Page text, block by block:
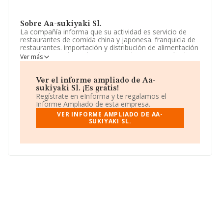
Sobre Aa-sukiyaki Sl.
La compañía informa que su actividad es servicio de
restaurantes de comida china y japonesa. franquicia de
restaurantes. importación y distribución de alimentación
y productos industriales y artesanales exportación de
alimentación y productos industriales y artesanales. La
CNAE corresponde a 5611 con código '%cnae%'. No
realiza actividad de importación y/o exportación.
Ha habido un incremento en cuanto al número de
empleados y según las cifras existentes en la base de
datos de INFORMA, el número de empleados ha estado
por encima de la media de sector.
La empresaAa-sukiyaki S.L, CIF B87443495, tiene su
Ver más
Ver el informe ampliado de Aa-
sukiyaki Sl. ¡Es gratis!
Regístrate en eInforma y te regalamos el
Informe Ampliado de esta empresa.
VER INFORME AMPLIADO DE AA-
SUKIYAKI SL.